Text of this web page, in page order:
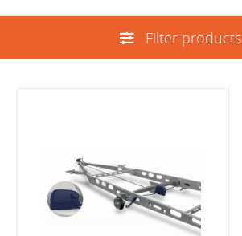
Filter products